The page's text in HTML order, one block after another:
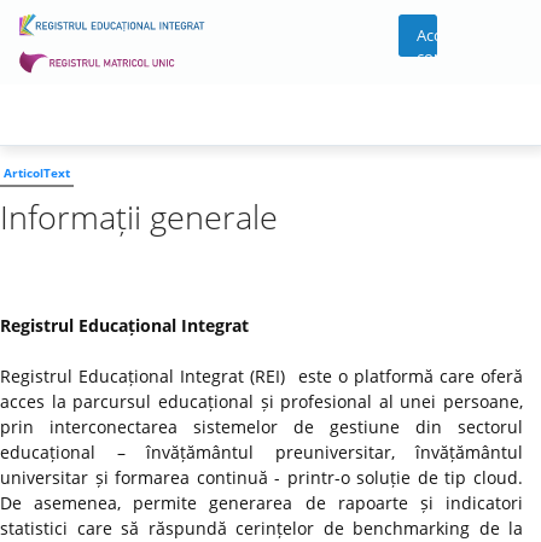
Acces
cont
ArticolText
Informații generale
Registrul Educațional Integrat
Registrul Educațional Integrat (REI) este o platformă care oferă
acces la parcursul educațional și profesional al unei persoane,
prin interconectarea sistemelor de gestiune din sectorul
educațional – învățământul preuniversitar, învățământul
universitar și formarea continuă - printr-o soluție de tip cloud.
De asemenea, permite generarea de rapoarte și indicatori
statistici care să răspundă cerințelor de benchmarking de la